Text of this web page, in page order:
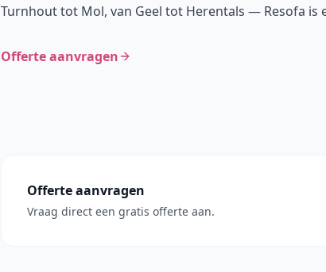
Turnhout tot Mol, van Geel tot Herentals — Resofa is
Offerte aanvragen
Offerte aanvragen
Vraag direct een gratis offerte aan.